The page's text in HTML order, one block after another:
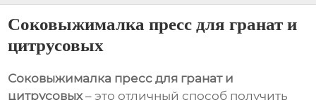
Соковыжималка пресс для гранат и
цитрусовых
Соковыжималка пресс для гранат и
цитрусовых– это отличный способ получить